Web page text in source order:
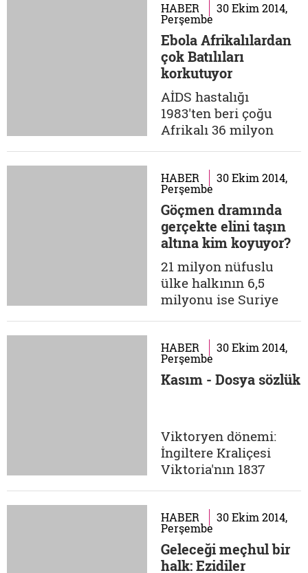
kullanarak feminist
aktivitelerde
bulunduğunu iddia
eden Femen
grubundan sonra
başta Hollywood
ünlüleri ve moda
dünyasının figürleri
yaklaşımlara
bürününce...
HABER 30 Ekim 2014,
Perşembe
Ebola Afrikalılardan
çok Batılıları
korkutuyor
AİDS hastalığı
1983'ten beri çoğu
Afrikalı 36 milyon
hiçbiri şu ana kadar 5
bine yakın kişinin
ölümüne neden olan
Ebola kadar dehşet
vermedi. Ebola
özellikle Afrika'nın
bazı bölgelerinde
etkin olsa da Batılı
toplumları...
HABER 30 Ekim 2014,
Perşembe
Göçmen dramında
gerçekte elini taşın
altına kim koyuyor?
21 milyon nüfuslu
ülke halkının 6,5
milyonu ise Suriye
kaldı. Kısacası
Suriye'de yardıma
muhtaç insan sayısı
milyon kişiyi buluyor.
Bunların bir kısmı
Ürdün'e giderken, yurt
HABER 30 Ekim 2014,
Perşembe
Kasım - Dosya sözlük
Viktoryen dönemi:
İngiltere Kraliçesi
Viktoria'nın 1837
ve 64 yıllık
kraliçeliğiyle süren
dönem. Bu dönemde
İngiliz İmparatorluğu
HABER 30 Ekim 2014,
Perşembe
Geleceği meçhul bir
halk: Ezidiler